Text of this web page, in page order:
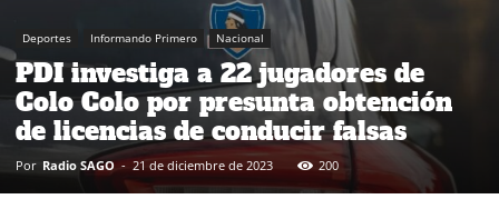
Deportes Informando Primero Nacional
PDI investiga a 22 jugadores de
Colo Colo por presunta obtención
de licencias de conducir falsas
Por Radio SAGO - 21 de diciembre de 2023 200